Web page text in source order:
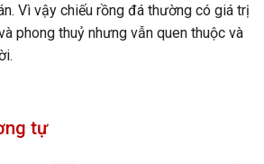
Vì vậy chiếu rồng đá thường có giá trị
phong thuỷ nhưng vẫn quen thuộc và
tự